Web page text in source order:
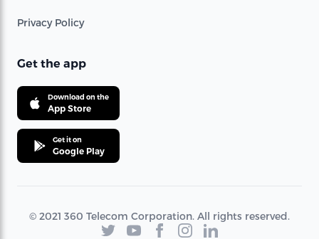
Privacy Policy
Get the app
Download on the
App Store
Get it on
Google Play
© 2021 360 Telecom Corporation. All rights reserved.